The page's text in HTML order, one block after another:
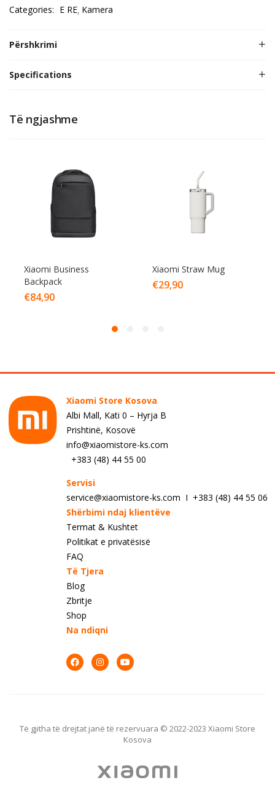
Categories: E RE Kamera
Përshkrimi
Specifications
Të ngjashme
Xiaomi Business
Backpack
€84,90
Xiaomi Straw Mug
€29,90
Xiaomi Store Kosova
Albi Mall, Kati 0 – Hyrja B
Prishtinë, Kosovë
info@xiaomistore-ks.com
+383 (48) 44 55 00
Servisi
service@xiaomistore-ks.com I +383 (48) 44 55 06
Shërbimi ndaj klientëve
Termat & Kushtet
Politikat e privatësisë
FAQ
Të Tjera
Blog
Zbritje
Shop
Na ndiqni
Të gjitha të drejtat janë të rezervuara © 2022-2023 Xiaomi Store
Kosova